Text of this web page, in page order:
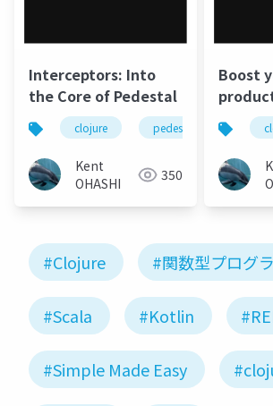
Interceptors: Into
the Core of Pedestal
clojure pedestal
Kent
OHASHI
350
Boost
Clojure
#Clojure #関数型プログ
#Scala #Kotlin
#Simple Made Easy